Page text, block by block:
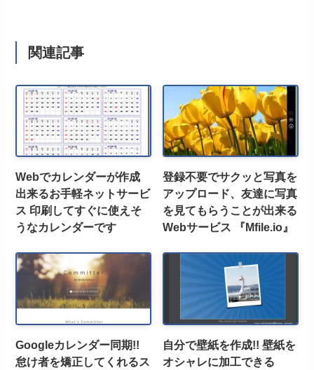
関連記事
Webでカレンダーが作成
出来るお手軽ネットサービ
ス 印刷してすぐに使えそ
うなカレンダーです
登録不要でサクッと写真を
アップロード、友達に写真
を見てもらうことが出来る
Webサービス 『Mfile.io』
Googleカレンダー同期!!
怠け者を矯正してくれるス
自分で壁紙を作成!! 壁紙を
オシャレに加工できる